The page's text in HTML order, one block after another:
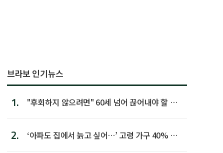
브라보 인기뉴스
1.
"후회하지 않으려면" 60세 넘어 끊어내야 할 사
2.
‘아파도 집에서 늙고 싶어…’ 고령 가구 40% 노